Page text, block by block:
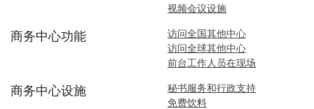
视频会议设施
商务中心功能
访问全国其他中心
访问全球其他中心
前台工作人员在现场
商务中心设施
秘书服务和行政支持
免费饮料